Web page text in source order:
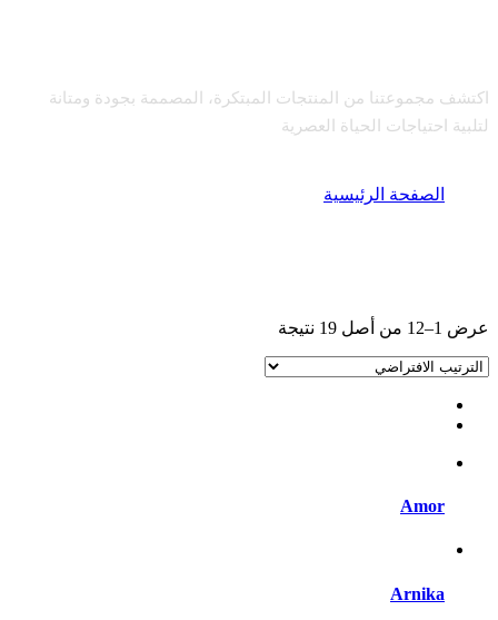
اكتشف مجموعتنا من المنتجات المبتكرة، المصممة بجودة ومتانة
لتلبية احتياجات الحياة العصرية
الصفحة الرئيسية
عرض 1–12 من أصل 19 نتيجة
Amor
Arnika